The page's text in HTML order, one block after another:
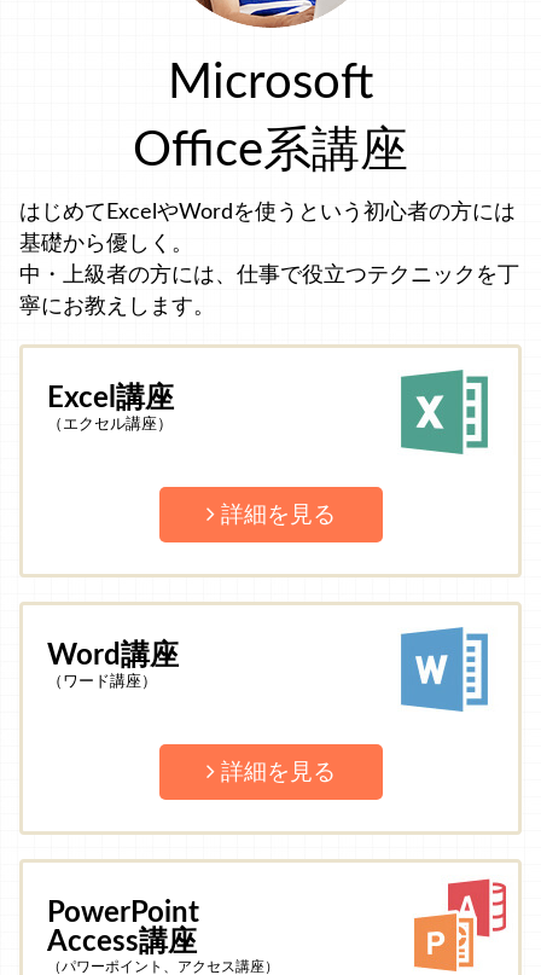
Microsoft
Office系講座
はじめてExcelやWordを使うという初心者の方には
基礎から優しく。
中・上級者の方には、仕事で役立つテクニックを丁
寧にお教えします。
Excel講座
（エクセル講座）
詳細を見る
Word講座
（ワード講座）
詳細を見る
PowerPoint
Access講座
（パワーポイント、アクセス講座）